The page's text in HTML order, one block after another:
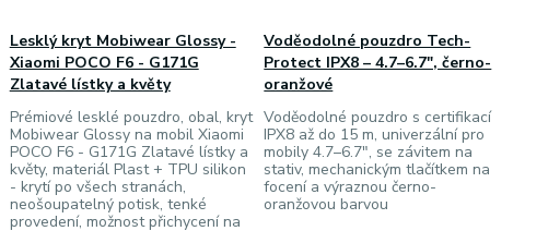
Lesklý kryt Mobiwear Glossy -
Xiaomi POCO F6 - G171G
Zlatavé lístky a květy
Prémiové lesklé pouzdro, obal, kryt
Mobiwear Glossy na mobil Xiaomi
POCO F6 - G171G Zlatavé lístky a
květy, materiál Plast + TPU silikon
- krytí po všech stranách,
neošoupatelný potisk, tenké
provedení, možnost přichycení na
Voděodolné pouzdro Tech-
Protect IPX8 – 4.7–6.7", černo-
oranžové
Voděodolné pouzdro s certifikací
IPX8 až do 15 m, univerzální pro
mobily 4.7–6.7", se závitem na
stativ, mechanickým tlačítkem na
focení a výraznou černo-
oranžovou barvou